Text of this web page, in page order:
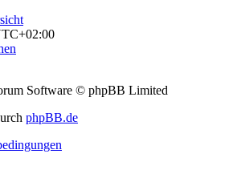
Software © phpBB Limited
phpBB.de